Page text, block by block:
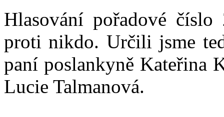
Hlasování pořadové
proti nikdo. Určili jsme
paní poslankyně Kateřina
Lucie Talmanová.